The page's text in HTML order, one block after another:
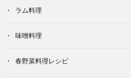
ラム料理
味噌料理
春野菜料理レシピ